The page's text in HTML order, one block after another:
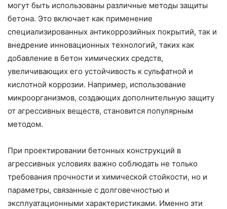
могут быть использованы различные методы защиты
бетона. Это включает как применение
специализированных антикоррозийных покрытий, так и
внедрение инновационных технологий, таких как
добавление в бетон химических средств,
увеличивающих его устойчивость к сульфатной и
кислотной коррозии. Например, использование
микроорганизмов, создающих дополнительную защиту
от агрессивных веществ, становится популярным
методом.
При проектировании бетонных конструкций в
агрессивных условиях важно соблюдать не только
требования прочности и химической стойкости, но и
параметры, связанные с долговечностью и
эксплуатационными характеристиками. Именно эти